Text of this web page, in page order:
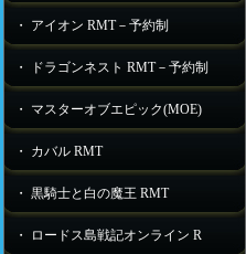
・ アイオン RMT－予約制
・ ドラゴンネスト RMT－予約制
・ マスターオブエピック(MOE)
・ カバル RMT
・ 黒騎士と白の魔王 RMT
・ ロードス島戦記オンライン R